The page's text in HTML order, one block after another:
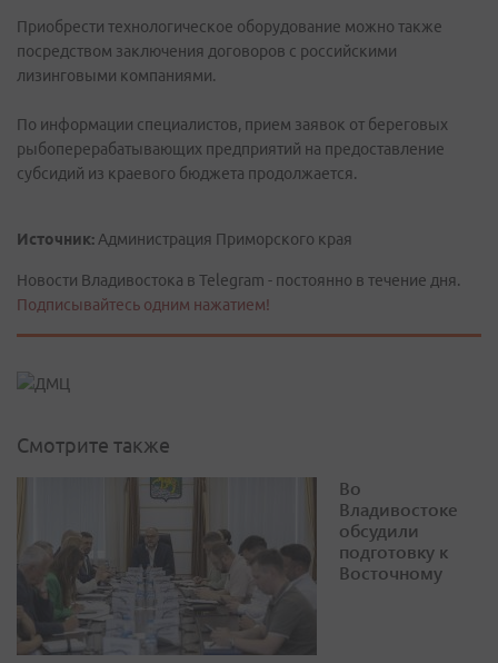
Приобрести технологическое оборудование можно также
посредством заключения договоров с российскими
лизинговыми компаниями.
По информации специалистов, прием заявок от береговых
рыбоперерабатывающих предприятий на предоставление
субсидий из краевого бюджета продолжается.
Источник: Администрация Приморского края
Новости Владивостока в Telegram - постоянно в течение дня.
Подписывайтесь одним нажатием!
Смотрите также
Во
Владивостоке
обсудили
подготовку к
Восточному